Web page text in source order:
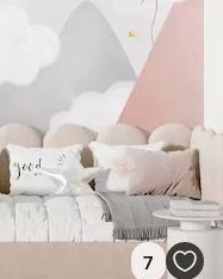
7